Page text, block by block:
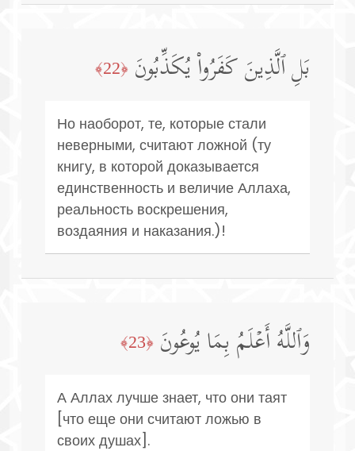
بَلِ ٱلَّذِینَ كَفَرُوا۟ یُكَذِّبُونَ ﴿22﴾
Но наоборот, те, которые стали
неверными, считают ложной (ту
книгу, в которой доказывается
единственность и величие Аллаха,
реальность воскрешения,
воздаяния и наказания.)!
وَٱللَّهُ أَعۡلَمُ بِمَا یُوعُونَ ﴿23﴾
А Аллах лучше знает, что они таят
[что еще они считают ложью в
своих душах].